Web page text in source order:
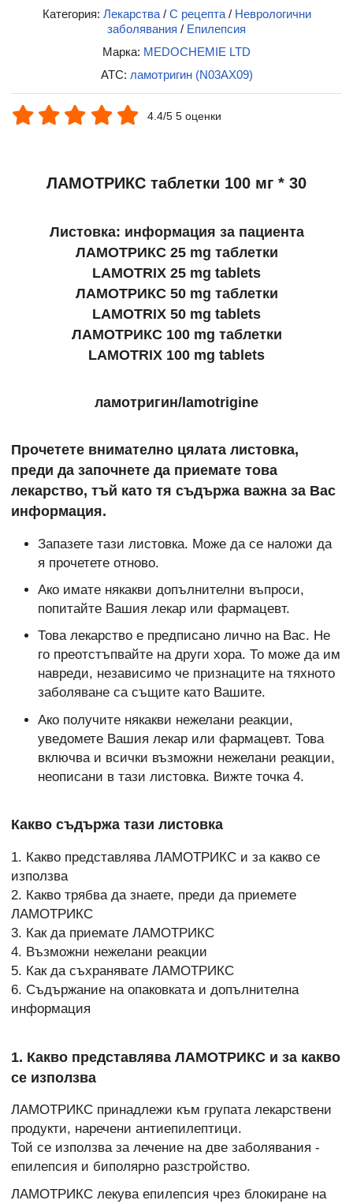
Категория: Лекарства/ С рецепта/ Неврологични
заболявания / Епилепсия
Марка: MEDOCHEMIE LTD
ATC: ламотригин (N03AX09)
4.4/5 5 оценки
ЛАМОТРИКС таблетки 100 мг * 30
Листовка: информация за пациента
ЛАМОТРИКС 25 mg таблетки
LAMOTRIX 25 mg tablets
ЛАМОТРИКС 50 mg таблетки
LAMOTRIX 50 mg tablets
ЛАМОТРИКС 100 mg таблетки
LAMOTRIX 100 mg tablets
ламотригин/lamotrigine
Прочетете внимателно цялата листовка,
преди да започнете да приемате това
лекарство, тъй като тя съдържа важна за Вас
информация.
Запазете тази листовка. Може да се наложи да
я прочетете отново.
Ако имате някакви допълнителни въпроси,
попитайте Вашия лекар или фармацевт.
Това лекарство е предписано лично на Вас. Не
го преотстъпвайте на други хора. То може да им
навреди, независимо че признаците на тяхното
заболяване са същите като Вашите.
Ако получите някакви нежелани реакции,
уведомете Вашия лекар или фармацевт. Това
включва и всички възможни нежелани реакции,
неописани в тази листовка. Вижте точка 4.
Какво съдържа тази листовка
1. Какво представлява ЛАМОТРИКС и за какво се
използва
2. Какво трябва да знаете, преди да приемете
ЛАМОТРИКС
3. Как да приемате ЛАМОТРИКС
4. Възможни нежелани реакции
5. Как да съхранявате ЛАМОТРИКС
6. Съдържание на опаковката и допълнителна
информация
1. Какво представлява ЛАМОТРИКС и за какво
се използва
ЛАМОТРИКС принадлежи към групата лекарствени
продукти, наречени антиепилептици.
Той се използва за лечение на две заболявания -
епилепсия и биполярно разстройство.
ЛАМОТРИКС лекува епилепсия чрез блокиране на